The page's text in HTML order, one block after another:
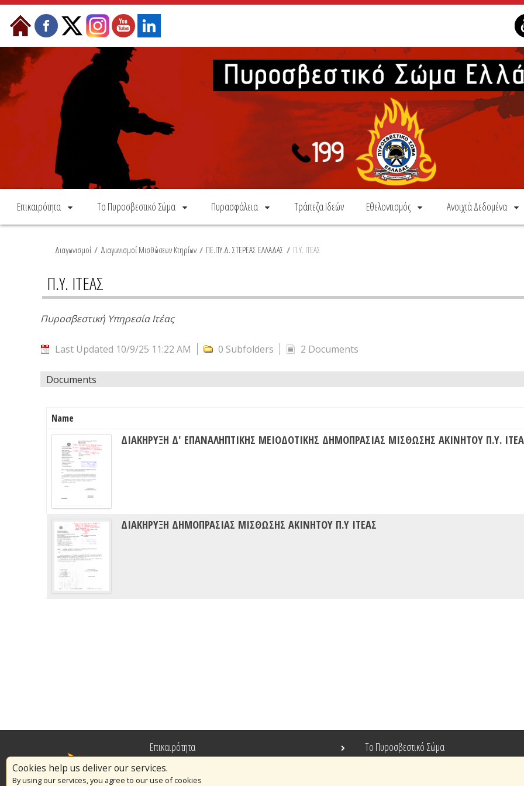
Skip to Content
Επικαιρότητα Το Πυροσβεστικό Σώμα Πυρασφάλεια Τράπεζα Ιδεών Εθελοντισμός Ανοιχτά Δεδομένα
Διαγωνισμοί / Διαγωνισμοί Μισθώσεων Κτηρίων / ΠΕ.ΠΥ.Δ. ΣΤΕΡΕΑΣ ΕΛΛΑΔΑΣ / Π.Υ. ΙΤΕΑΣ
Π.Υ. ΙΤΕΑΣ
Πυροσβεστική Υπηρεσία Ιτέας
Last Updated 10/9/25 11:22 AM 0 Subfolders 2 Documents
Documents
Name
ΔΙΑΚΗΡΥΞΗ Δ' ΕΠΑΝΑΛΗΠΤΙΚΗΣ ΜΕΙΟΔΟΤΙΚΗΣ ΔΗΜΟΠΡΑΣΙΑΣ ΜΙΣΘΩΣΗΣ ΑΚΙΝΗΤΟΥ Π.Υ.
ΔΙΑΚΗΡΥΞΗ ΔΗΜΟΠΡΑΣΙΑΣ ΜΙΣΘΩΣΗΣ ΑΚΙΝΗΤΟΥ Π.Υ ΙΤΕΑΣ
Cookies help us deliver our services.
By using our services, you agree to our use of cookies
Επικαιρότητα
Το Πυροσβεστικό Σώμα
Πυρασφάλεια